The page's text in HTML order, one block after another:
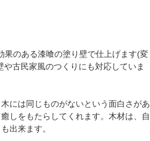
のある漆喰の塗り壁で仕上げます(変
古民家風のつくりにも対応していま
には同じものがないという面白さがあ
しをもたらしてくれます。木材は、自
出来ます。